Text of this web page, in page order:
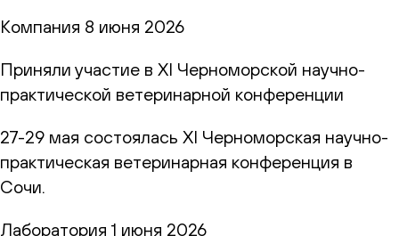
Компания 8 июня 2026
Приняли участие в XI Черноморской научно-
практической ветеринарной конференции
27-29 мая состоялась XI Черноморская научно-
практическая ветеринарная конференция в
Сочи.
Лаборатория 1 июня 2026